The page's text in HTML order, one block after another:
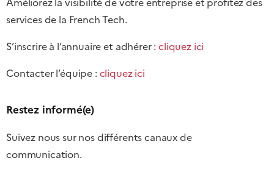
services de la French Tech.
S’inscrire à l’annuaire et adhérer :cliquez ici
Contacter l’équipe : cliquez ici
Restez informé(e)
Suivez nous sur nos différents canaux de
communication.